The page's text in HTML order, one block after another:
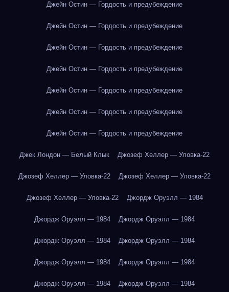
Джейн Остин — Гордость и предубеждение
Джейн Остин — Гордость и предубеждение
Джейн Остин — Гордость и предубеждение
Джейн Остин — Гордость и предубеждение
Джейн Остин — Гордость и предубеждение
Джейн Остин — Гордость и предубеждение
Джейн Остин — Гордость и предубеждение
Джек Лондон — Белый Клык Джозеф Хеллер — Уловка-22
Джозеф Хеллер — Уловка-22 Джозеф Хеллер — Уловка-22
Джозеф Хеллер — Уловка-22 Джордж Оруэлл — 1984
Джордж Оруэлл — 1984 Джордж Оруэлл — 1984
Джордж Оруэлл — 1984 Джордж Оруэлл — 1984
Джордж Оруэлл — 1984 Джордж Оруэлл — 1984
Джордж Оруэлл — 1984 Джордж Оруэлл — 1984